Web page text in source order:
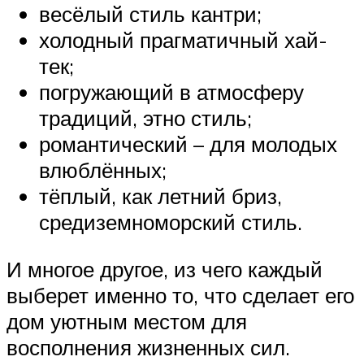
весёлый стиль кантри;
холодный прагматичный хай-
тек;
погружающий в атмосферу
традиций, этно стиль;
романтический – для молодых
влюблённых;
тёплый, как летний бриз,
средиземноморский стиль.
И многое другое, из чего каждый
выберет именно то, что сделает его
дом уютным местом для
восполнения жизненных сил.